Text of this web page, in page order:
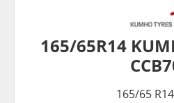
165/65R14
165/65